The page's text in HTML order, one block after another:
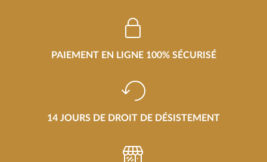
PAIEMENT EN LIGNE 100% SÉCURISÉ
14 JOURS DE DROIT DE DÉSISTEMENT